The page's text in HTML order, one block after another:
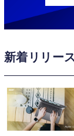
新着リリー